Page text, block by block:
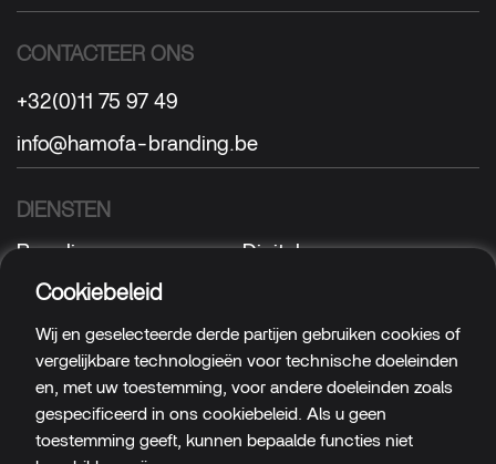
CONTACTEER ONS
+32(0)11 75 97 49
info@hamofa-branding.be
DIENSTEN
Branding
Digital
Sign
VOLG ONS
Facebook
LinkedIn
Instagram
Cookies/Privacy
Cookiebeleid
Wij en geselecteerde derde partijen gebruiken cookies of
vergelijkbare technologieën voor technische doeleinden
en, met uw toestemming, voor andere doeleinden zoals
gespecificeerd in ons cookiebeleid. Als u geen
toestemming geeft, kunnen bepaalde functies niet